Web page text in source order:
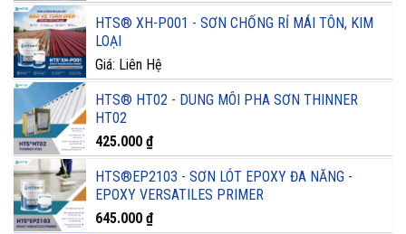
HTS® XH-P001 - SƠN CHỐNG RỈ MÁI TÔN, KIM
LOẠI
Giá: Liên Hệ
HTS® HT02 - DUNG MÔI PHA SƠN THINNER
HT02
425.000 ₫
HTS®EP2103 - SƠN LÓT EPOXY ĐA NĂNG -
EPOXY VERSATILES PRIMER
645.000 ₫